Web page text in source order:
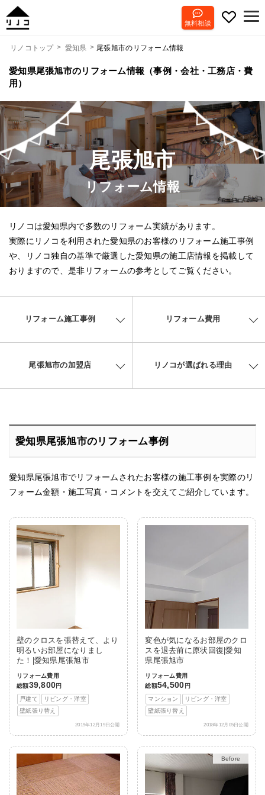
無料相談
リノコトップ 愛知県 尾張旭市のリフォーム情報
愛知県尾張旭市のリフォーム情報（事例・会社・工務店・費
用）
尾張旭市
リフォーム情報
リノコは愛知県内で多数のリフォーム実績があります。
実際にリノコを利用された愛知県のお客様のリフォーム施工事例
や、リノコ独自の基準で厳選した愛知県の施工店情報を掲載して
おりますので、是非リフォームの参考としてご覧ください。
リフォーム施工事例 リフォーム費用
尾張旭市の加盟店 リノコが選ばれる理由
愛知県尾張旭市のリフォーム事例
愛知県尾張旭市でリフォームされたお客様の施工事例を実際のリ
フォーム金額・施工写真・コメントを交えてご紹介しています。
壁のクロスを張替えて、より
明るいお部屋になりまし
た！|愛知県尾張旭市
リフォーム費用
総額39,800円
戸建て
リビング・洋室
壁紙張り替え
2019年12月19日公開
変色が気になるお部屋のクロ
スを退去前に原状回復|愛知
県尾張旭市
リフォーム費用
総額54,500 円
マンション
リビング・洋室
壁紙張り替え
2018年12月05日公開
After